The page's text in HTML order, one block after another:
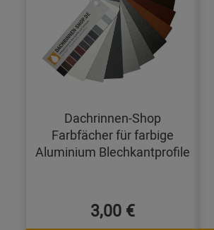
Dachrinnen-Shop
Farbfächer für farbige
Aluminium Blechkantprofile
3,00 €